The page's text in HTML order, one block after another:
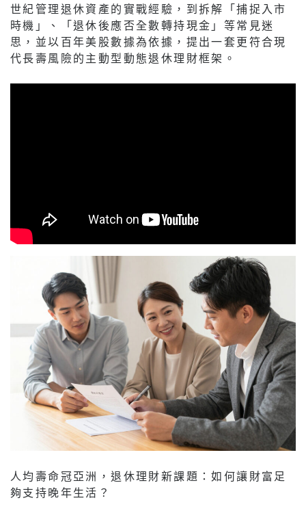
世紀管理退休資產的實戰經驗，到拆解「捕捉入市
時機」、「退休後應否全數轉持現金」等常見迷
思，並以百年美股數據為依據，提出一套更符合現
代長壽風險的主動型動態退休理財框架。
人均壽命冠亞洲，退休理財新課題：如何讓財富足
夠支持晚年生活？